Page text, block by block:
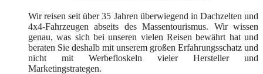
Wir reisen seit über 35 Jahren überwiegend in Dachzelten und
4x4-Fahrzeugen abseits des Massentourismus. Wir wissen
genau, was sich bei unseren vielen Reisen bewährt hat und
beraten Sie deshalb mit unserem großen Erfahrungsschatz und
nicht mit Werbefloskeln vieler Hersteller und
Marketingstrategen.